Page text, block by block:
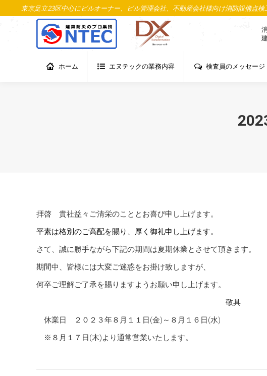
東京足立23区中心にビルオーナー、ビル管理会社、不動産会社様向け消防設備点
ホーム エヌテックの業務内容 検査員のメッセージ
拝啓 貴社益々ご清栄のこととお喜び申し上げます。
平素は格別のご高配を賜り、厚く御礼申し上げます。
さて、誠に勝手ながら下記の期間は夏期休業とさせて頂きます。
期間中、皆様には大変ご迷惑をお掛け致しますが、
何卒ご理解ご了承を賜りますようお願い申し上げます。
敬具
休業日 ２０２３年８月１１日(金)～８月１６日(水)
※８月１７日(木)より通常営業いたします。
ホーム エヌテックの業務内容 検査員のメッセージ